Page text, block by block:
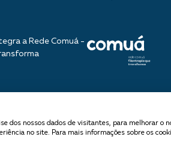
a Rede Comuá -
Todos os direitos reservados
dos nossos dados de visitantes, para melhorar o
no site. Para mais informações sobre os